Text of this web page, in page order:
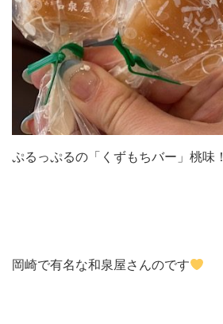
ぷるっぷるの「くずもちバー」桃味！
岡崎で有名な和泉屋さんのです